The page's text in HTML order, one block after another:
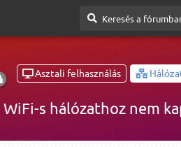
Asztali felhasználás
s hálózathoz nem